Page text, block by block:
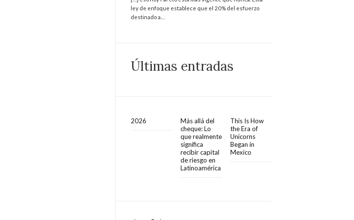
ley de enfoque establece que el 20% del esfuerzo
destinado a…
Últimas entradas
2026
Más allá del
cheque: Lo
que realmente
significa
recibir capital
de riesgo en
Latinoamérica
This Is How
the Era of
Unicorns
Began in
Mexico